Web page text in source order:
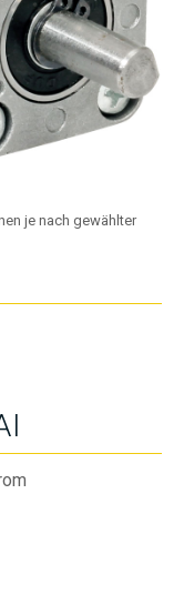
je nach gewählter